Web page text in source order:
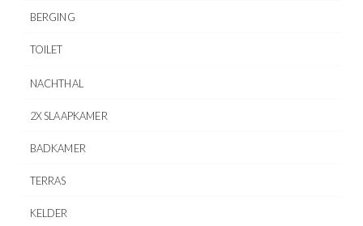
BERGING
TOILET
NACHTHAL
2X SLAAPKAMER
BADKAMER
TERRAS
KELDER